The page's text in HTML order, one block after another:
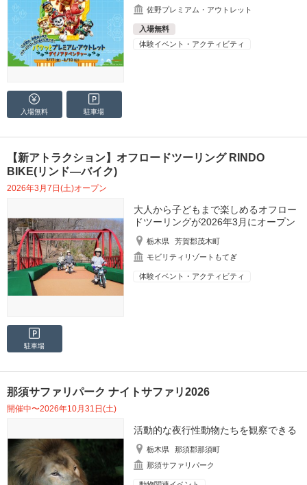
佐野プレミアム・アウトレット
入場無料
体験イベント・アクティビティ
入場無料 駐車場
【新アトラクション】オフロードツーリング RINDO
BIKE(リンド―バイク)
2026年3月7日(土)オープン
大人から子どもまで楽しめるオフロー
ドツーリングが2026年3月にオープン
栃木県
芳賀郡茂木町
モビリティリゾートもてぎ
体験イベント・アクティビティ
駐車場
那須サファリパーク ナイトサファリ2026
開催中〜2026年10月31日(土)
活動的な夜行性動物たちを観察できる
栃木県
那須郡那須町
那須サファリパーク